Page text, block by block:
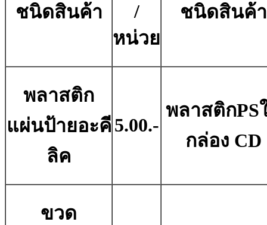
ชนิดสินค้า
/
หน่วย
ชนิดสินค้า
พลาสติก
แผ่นป้ายอะคี
ลิค
5.00.-
พลาสติกPS
กล่อง CD
ขวด